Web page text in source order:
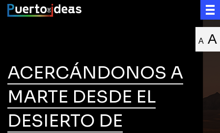
A A
ACERCÁNDONOS A
MARTE DESDE EL
DESIERTO DE